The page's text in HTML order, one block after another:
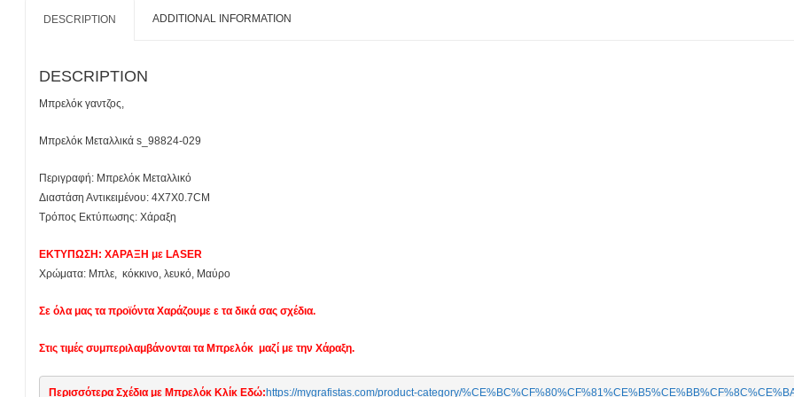
DESCRIPTION ADDITIONAL INFORMATION
DESCRIPTION
Μπρελόκ γαντζος,
Μπρελόκ Μεταλλικά s_98824-029
Περιγραφή: Μπρελόκ Μεταλλικό
Διαστάση Αντικειμένου: 4X7X0.7CM
Τρόπος Εκτύπωσης: Χάραξη
ΕΚΤΥΠΩΣΗ: ΧΑΡΑΞΗ με LASER
Χρώματα: Μπλε, κόκκινο, λευκό, Mαύρο
Σε όλα μας τα προϊόντα Χαράζουμε ε τα δικά σας σχέδια.
Στις τιμές συμπεριλαμβάνονται τα Μπρελόκ μαζί με την Χάραξη.
Περισσότερα Σχέδια με Μπρελόκ Κλίκ Εδώ:https://mygrafistas.com/product-category/